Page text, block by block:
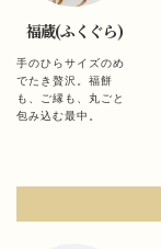
福蔵(ふくぐら)
手のひらサイズのめ
でたき贅沢。福餅
も、ご縁も、丸ごと
包み込む最中。